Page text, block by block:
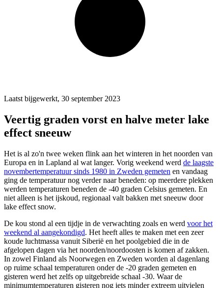
Laatst bijgewerkt, 30 september 2023
Veertig graden vorst en halve meter lake
effect sneeuw
Het is al zo'n twee weken flink aan het winteren in het noorden van
Europa en in Lapland al wat langer. Vorig weekend werd de laagste
novembertemperatuur sinds 1980 in Zweden gemeten en vandaag
ging de temperatuur nog verder naar beneden: op meerdere plekken
werden temperaturen beneden de -40 graden Celsius gemeten. En
niet alleen is het ijskoud, regionaal valt bakken met sneeuw door
lake effect snow.
De kou stond al een tijdje in de verwachting zoals en werd voor het
weekend al aangekondigd. Het heeft alles te maken met een zeer
koude luchtmassa vanuit Siberië en het poolgebied die in de
afgelopen dagen via het noorden/noordoosten is komen af zakken.
In zowel Finland als Noorwegen en Zweden worden al dagenlang
op ruime schaal temperaturen onder de -20 graden gemeten en
gisteren werd het zelfs op uitgebreide schaal -30. Waar de
minimumtemperaturen gisteren nog iets minder extreem uitvielen